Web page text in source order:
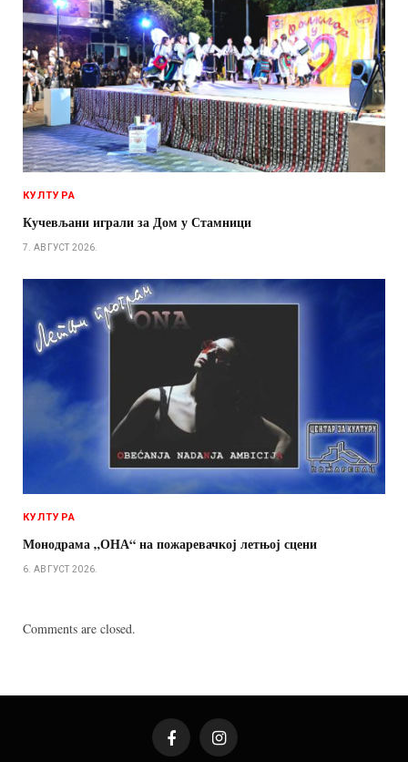
КУЛТУРА
Кучевљани играли за Дом у Стамници
7. АВГУСТ 2026.
КУЛТУРА
Монодрама „ОНА“ на пожаревачкој летњој сцени
6. АВГУСТ 2026.
Comments are closed.
FacebookInstagram